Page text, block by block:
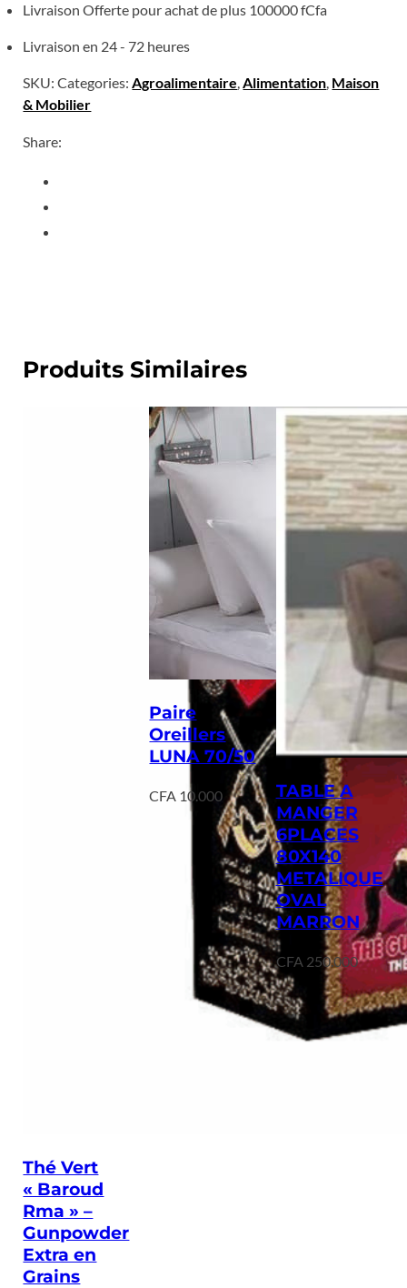
Livraison Offerte pour achat de plus 100000 fCfa
Livraison en 24 - 72 heures
SKU:Categories:Agroalimentaire,Alimentation, Maison
& Mobilier
Share:
Produits Similaires
Thé Vert
« Baroud
Rma » –
Gunpowder
Extra en
Grains
Paire
Oreillers
LUNA 70/50
CFA 10.000
TABLE A
MANGER
6PLACES
80X140
METALIQUE
OVAL
MARRON
CFA 250.000